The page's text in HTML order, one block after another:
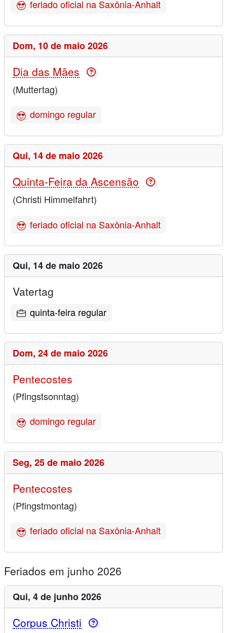
feriado oficial na Saxônia-Anhalt
Dom, 10 de maio 2026
Dia das Mães
(Muttertag)
domingo regular
Qui, 14 de maio 2026
Quinta-Feira da Ascensão
(Christi Himmelfahrt)
feriado oficial na Saxônia-Anhalt
Qui, 14 de maio 2026
Vatertag
quinta-feira regular
Dom, 24 de maio 2026
Pentecostes
(Pfingstsonntag)
domingo regular
Seg, 25 de maio 2026
Pentecostes
(Pfingstmontag)
feriado oficial na Saxônia-Anhalt
Feriados em junho 2026
Qui, 4 de junho 2026
Corpus Christi